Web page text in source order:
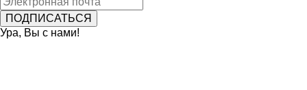
Ура, Вы с нами!